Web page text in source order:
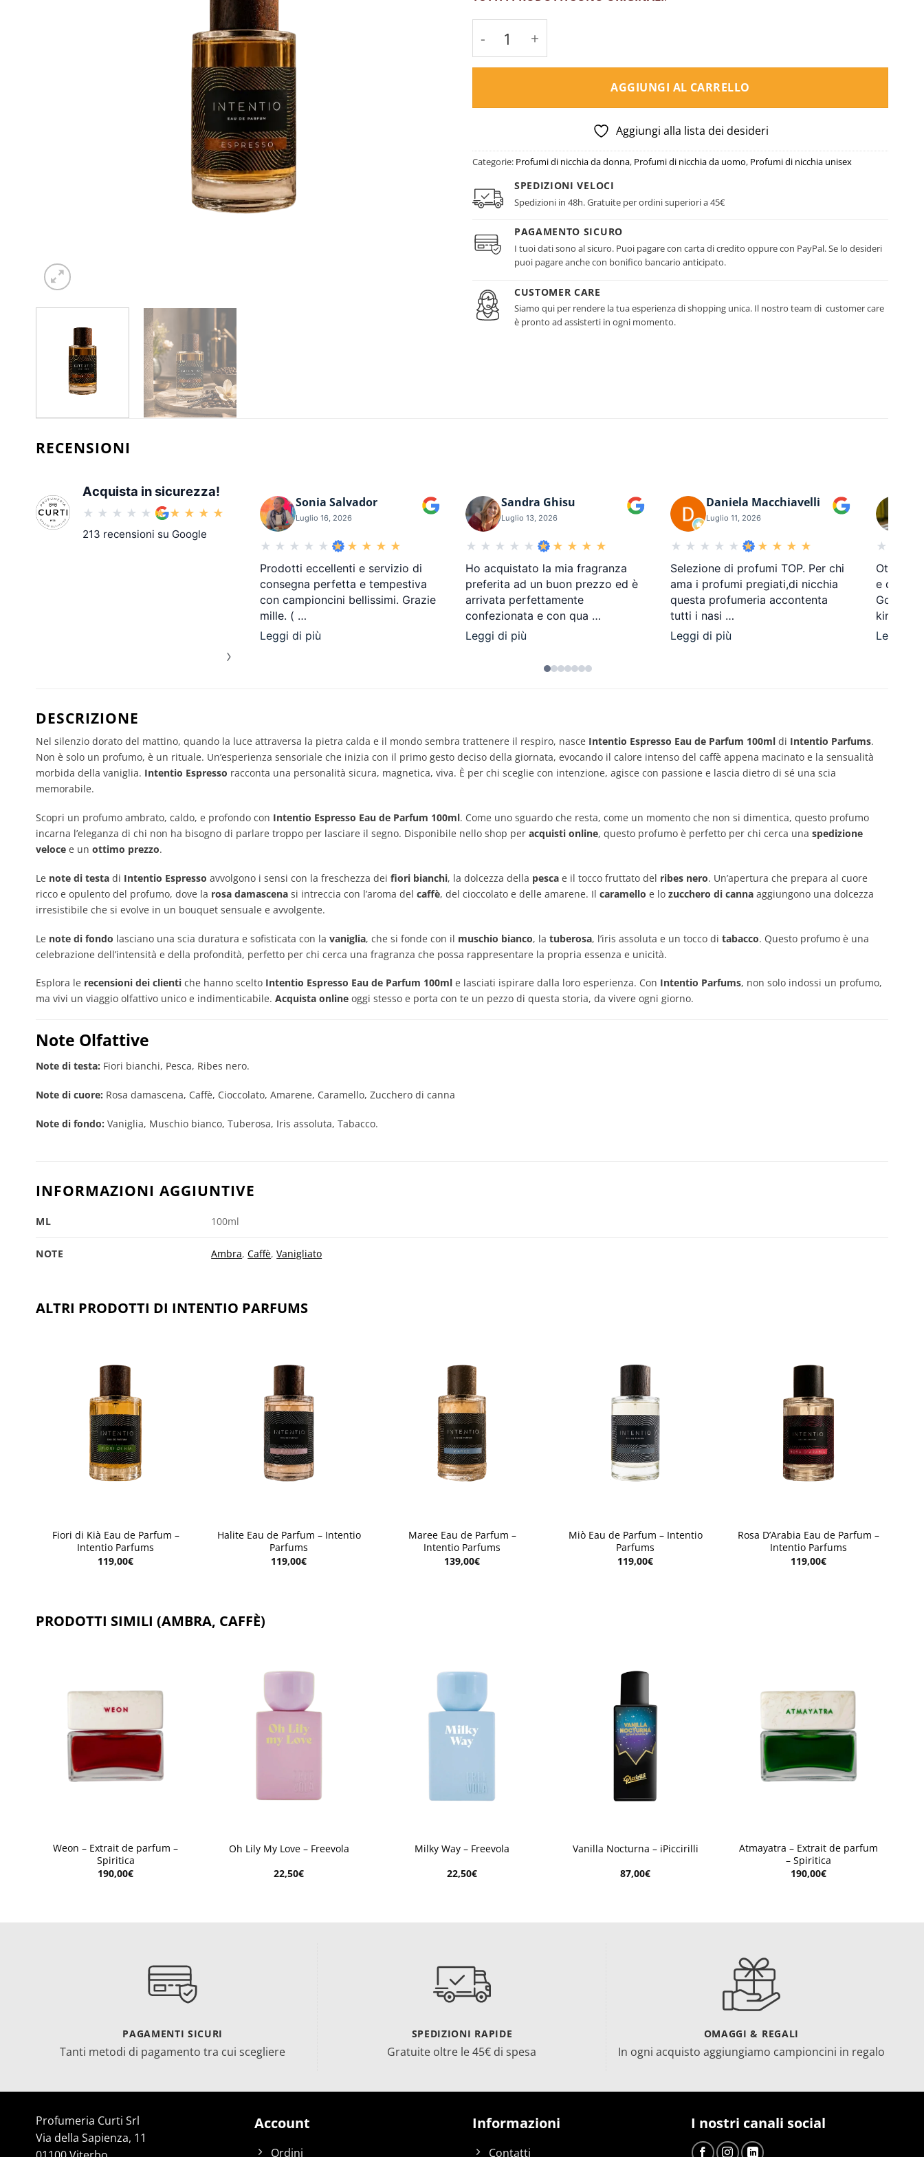
Espresso Eau de Parfum - Intentio Parfums quantità
AGGIUNGI AL CARRELLO
Aggiungi alla lista dei desideri
Categorie: Profumi di nicchia da donna, Profumi di nicchia da uomo, Profumi di nicchia unisex
SPEDIZIONI VELOCI
Spedizioni in 48h. Gratuite per ordini superiori a 45€
PAGAMENTO SICURO
I tuoi dati sono al sicuro. Puoi pagare con carta di credito oppure con PayPal. Se lo desideri
puoi pagare anche con bonifico bancario anticipato.
CUSTOMER CARE
Siamo qui per rendere la tua esperienza di shopping unica. Il nostro team di customer care
è pronto ad assisterti in ogni momento.
RECENSIONI
Acquista in sicurezza!
213 recensioni su Google
Sonia Salvador
Luglio 16, 2026
Prodotti eccellenti e servizio di
consegna perfetta e tempestiva
con campioncini bellissimi. Grazie
mille. ( …
Leggi di più
Sandra Ghisu
Luglio 13, 2026
Ho acquistato la mia fragranza
preferita ad un buon prezzo ed è
arrivata perfettamente
confezionata e con qua …
Leggi di più
Daniela Macchiavelli
Luglio 11, 2026
Selezione di profumi TOP. Per chi
ama i profumi pregiati,di nicchia
questa profumeria accontenta
tutti i nasi …
Leggi di più
Ottimo
e
Google)
kind
Leggi di
›
DESCRIZIONE
Nel silenzio dorato del mattino, quando la luce attraversa la pietra calda e il mondo sembra trattenere il respiro, nasce Intentio Espresso Eau de Parfum 100ml di Intentio Parfums.
Non è solo un profumo, è un rituale. Un’esperienza sensoriale che inizia con il primo gesto deciso della giornata, evocando il calore intenso del caffè appena macinato e la sensualità
morbida della vaniglia. Intentio Espresso racconta una personalità sicura, magnetica, viva. È per chi sceglie con intenzione, agisce con passione e lascia dietro di sé una scia
memorabile.
Scopri un profumo ambrato, caldo, e profondo con Intentio Espresso Eau de Parfum 100ml. Come uno sguardo che resta, come un momento che non si dimentica, questo profumo
incarna l’eleganza di chi non ha bisogno di parlare troppo per lasciare il segno. Disponibile nello shop per acquisti online, questo profumo è perfetto per chi cerca una spedizione
veloce e un ottimo prezzo.
Le note di testa di Intentio Espresso avvolgono i sensi con la freschezza dei fiori bianchi, la dolcezza della pesca e il tocco fruttato del ribes nero. Un’apertura che prepara al cuore
ricco e opulento del profumo, dove la rosa damascena si intreccia con l’aroma del caffè, del cioccolato e delle amarene. Il caramello e lo zucchero di canna aggiungono una dolcezza
irresistibile che si evolve in un bouquet sensuale e avvolgente.
Le note di fondo lasciano una scia duratura e sofisticata con la vaniglia, che si fonde con il muschio bianco, la tuberosa, l’iris assoluta e un tocco di tabacco. Questo profumo è una
celebrazione dell’intensità e della profondità, perfetto per chi cerca una fragranza che possa rappresentare la propria essenza e unicità.
Esplora le recensioni dei clienti che hanno scelto Intentio Espresso Eau de Parfum 100ml e lasciati ispirare dalla loro esperienza. Con Intentio Parfums, non solo indossi un profumo,
ma vivi un viaggio olfattivo unico e indimenticabile. Acquista online oggi stesso e porta con te un pezzo di questa storia, da vivere ogni giorno.
Note Olfattive
Note di testa: Fiori bianchi, Pesca, Ribes nero.
Note di cuore: Rosa damascena, Caffè, Cioccolato, Amarene, Caramello, Zucchero di canna
Note di fondo: Vaniglia, Muschio bianco, Tuberosa, Iris assoluta, Tabacco.
INFORMAZIONI AGGIUNTIVE
ML 100ml
NOTE Ambra,Caffè,Vanigliato
ALTRI PRODOTTI DI INTENTIO PARFUMS
Fiori di Kià Eau de Parfum –
Intentio Parfums
119,00€
Halite Eau de Parfum – Intentio
Parfums
119,00€
Maree Eau de Parfum –
Intentio Parfums
139,00€
Miò Eau de Parfum – Intentio
Parfums
119,00€
Rosa D’Arabia Eau de Parfum –
Intentio Parfums
119,00€
PRODOTTI SIMILI (AMBRA, CAFFÈ)
alla lista
Weon – Extrait de parfum –
Spiritica
190,00€
Oh Lily My Love – Freevola
22,50€
Milky Way – Freevola
22,50€
Vanilla Nocturna – iPiccirilli
87,00€
alla lista
dei
desideri
Atmayatra – Extrait de parfum
– Spiritica
190,00€
PAGAMENTI SICURI
Tanti metodi di pagamento tra cui scegliere
SPEDIZIONI RAPIDE
Gratuite oltre le 45€ di spesa
OMAGGI & REGALI
In ogni acquisto aggiungiamo campioncini in regalo
Profumeria Curti Srl
Via della Sapienza, 11
Account
Ordini
Informazioni
Contatti
I nostri canali social